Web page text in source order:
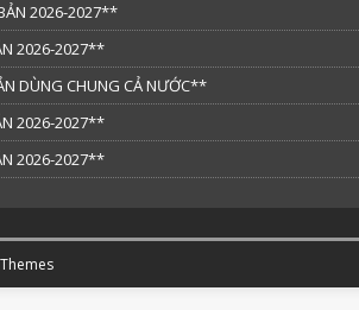
2026-2027**
2026-2027**
DÙNG CHUNG CẢ NƯỚC**
2026-2027**
2026-2027**